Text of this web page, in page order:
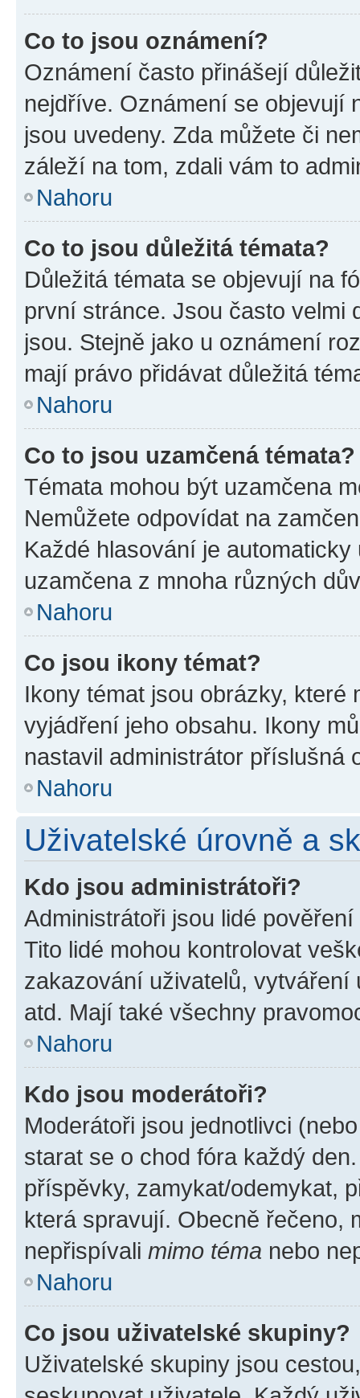
Co to jsou oznámení?
Oznámení často přinášejí
nejdříve. Oznámení se objevují
jsou uvedeny. Zda můžete či
záleží na tom, zdali vám to
Nahoru
Co to jsou důležitá témata?
Důležitá témata se objevují na
první stránce. Jsou často velmi
jsou. Stejně jako u oznámení
mají právo přidávat důležitá
Nahoru
Co to jsou uzamčená témata?
Témata mohou být uzamčena
Nemůžete odpovídat na
Každé hlasování je
uzamčena z mnoha různých
Nahoru
Co jsou ikony témat?
Ikony témat jsou obrázky,
vyjádření jeho obsahu. Ikony
nastavil administrátor příslušná
Nahoru
Uživatelské úrovně a
Kdo jsou administrátoři?
Administrátoři jsou lidé
Tito lidé mohou kontrolovat
zakazování uživatelů,
atd. Mají také všechny
Nahoru
Kdo jsou moderátoři?
Moderátoři jsou jednotlivci
starat se o chod fóra každý
příspěvky, zamykat/odemykat,
která spravují. Obecně řečeno,
nepřispívali mimo téma nebo
Nahoru
Co jsou uživatelské skupiny?
Uživatelské skupiny jsou